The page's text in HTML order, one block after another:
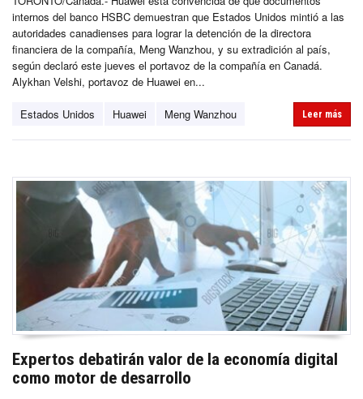
internos del banco HSBC demuestran que Estados Unidos mintió a las
autoridades canadienses para lograr la detención de la directora
financiera de la compañía, Meng Wanzhou, y su extradición al país,
según declaró este jueves el portavoz de la compañía en Canadá.
Alykhan Velshi, portavoz de Huawei en...
Estados Unidos Huawei Meng Wanzhou Leer más
Expertos debatirán valor de la economía digital
como motor de desarrollo